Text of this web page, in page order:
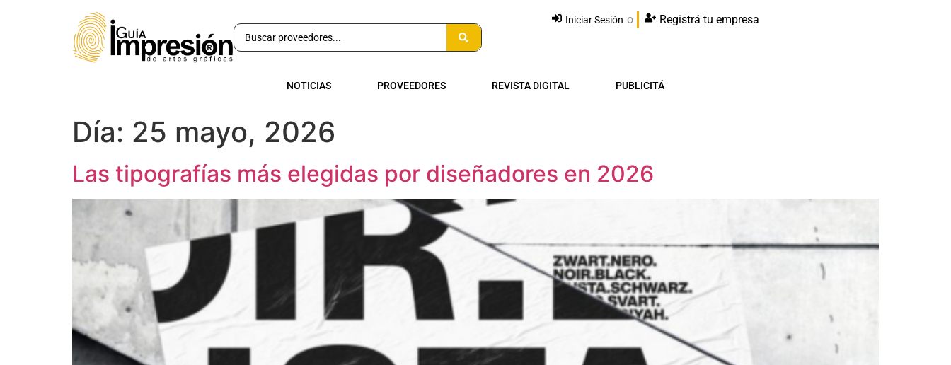
Iniciar Sesión o Registrá tu empresa
NOTICIAS PROVEEDORES REVISTA DIGITAL PUBLICITÁ
Día: 25 mayo, 2026
Las tipografías más elegidas por diseñadores en 2026